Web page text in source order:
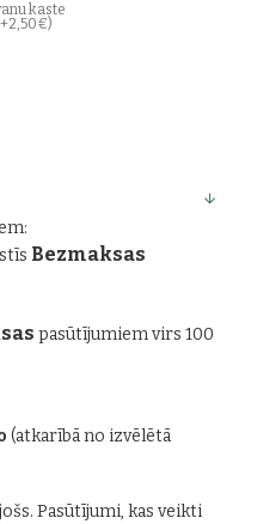
kaste
Bezmaksas
pasūtījumiem virs 100
(atkarībā no izvēlētā
Pasūtījumi, kas veikti